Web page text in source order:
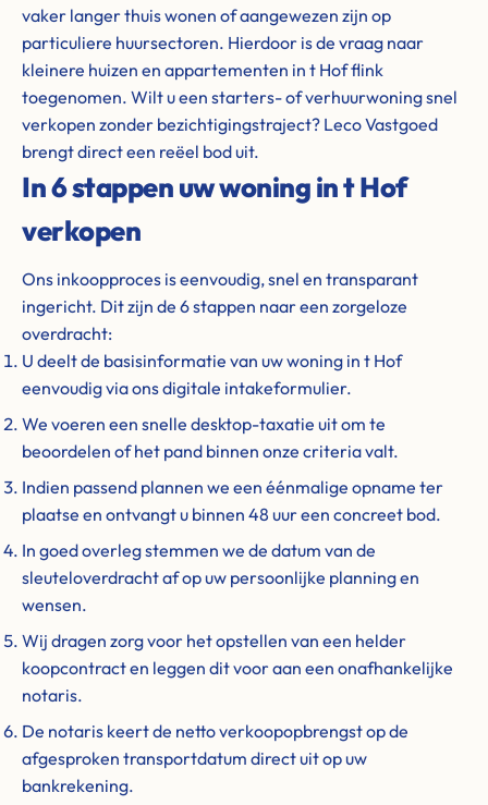
vaker langer thuis wonen of aangewezen zijn op
particuliere huursectoren. Hierdoor is de vraag naar
kleinere huizen en appartementen in t Hof flink
toegenomen. Wilt u een starters- of verhuurwoning snel
verkopen zonder bezichtigingstraject? Leco Vastgoed
brengt direct een reëel bod uit.
In 6 stappen uw woning in t Hof
verkopen
Ons inkoopproces is eenvoudig, snel en transparant
ingericht. Dit zijn de 6 stappen naar een zorgeloze
overdracht:
U deelt de basisinformatie van uw woning in t Hof
eenvoudig via ons digitale intakeformulier.
We voeren een snelle desktop-taxatie uit om te
beoordelen of het pand binnen onze criteria valt.
Indien passend plannen we een éénmalige opname ter
plaatse en ontvangt u binnen 48 uur een concreet bod.
In goed overleg stemmen we de datum van de
sleuteloverdracht af op uw persoonlijke planning en
wensen.
Wij dragen zorg voor het opstellen van een helder
koopcontract en leggen dit voor aan een onafhankelijke
notaris.
De notaris keert de netto verkoopopbrengst op de
afgesproken transportdatum direct uit op uw
bankrekening.